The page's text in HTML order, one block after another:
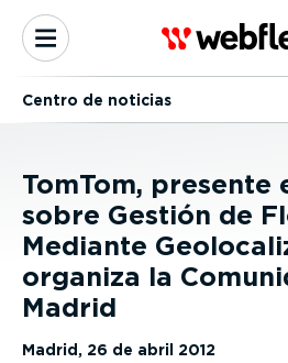
Centro de noticias
TomTom, presente
sobre Gestión de
Mediante
organiza la
Madrid
Madrid, 26 de abril 2012